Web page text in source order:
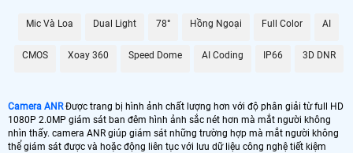
Mic Và Loa Dual Light 78° Hồng Ngoại Full Color AI
CMOS Xoay 360 Speed Dome AI Coding IP66 3D DNR
Camera ANRĐược trang bị hình ảnh chất lượng hơn với độ phân giải từ full HD
1080P 2.0MP giám sát ban đêm hình ảnh sắc nét hơn mà mắt người không
nhìn thấy. camera ANR giúp giám sát những trường hợp mà mắt người không
thể giám sát được và hoặc động liên tục với lưu dữ liệu công nghệ tiết kiệm